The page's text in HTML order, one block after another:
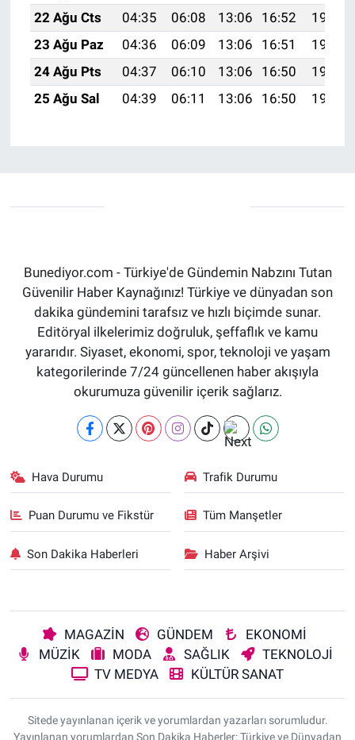
22 Ağu Cts
04:35 06:08 13:06 16:52
19:55
23 Ağu Paz
04:36 06:09 13:06 16:51
19:53
24 Ağu Pts
04:37 06:10 13:06 16:50
19:52
25 Ağu Sal
04:39 06:11 13:06 16:50 19:50
Bunediyor.com - Türkiye'de Gündemin Nabzını Tutan
Güvenilir Haber Kaynağınız! Türkiye ve dünyadan son
dakika gündemini tarafsız ve hızlı biçimde sunar.
Editöryal ilkelerimiz doğruluk, şeffaflık ve kamu
yararıdır. Siyaset, ekonomi, spor, teknoloji ve yaşam
kategorilerinde 7/24 güncellenen haber akışıyla
okurumuza güvenilir içerik sağlarız.
Hava Durumu Trafik Durumu
Puan Durumu ve Fikstür Tüm Manşetler
Son Dakika Haberleri Haber Arşivi
MAGAZİN GÜNDEM
EKONOMİ
MÜZİK
MODA SAĞLIK
TEKNOLOJİ
TV MEDYA
KÜLTÜR SANAT
Sitede yayınlanan içerik ve yorumlardan yazarları sorumludur.
Yayınlanan yorumlardan Son Dakika Haberler: Türkiye ve Dünyadan